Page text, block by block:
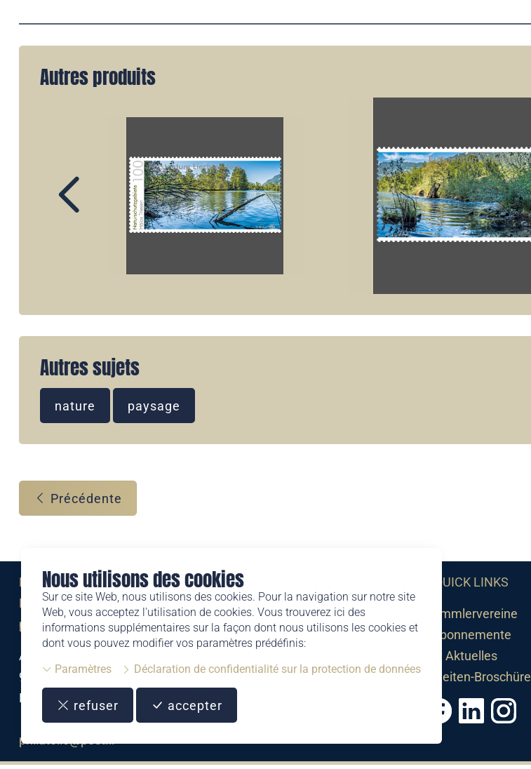
Nous utilisons des cookies
Sur ce site Web, nous utilisons des cookies. Pour la navigation sur notre site
Web, vous acceptez l'utilisation de cookies. Vous trouverez ici des
informations supplémentaires sur la façon dont nous utilisons les cookies et
dont vous pouvez modifier vos paramètres prédéfinis:
Paramètres
Déclaration de confidentialité sur la protection de données
refuser accepter
Autres produits
Autres sujets
nature paysage
Précédente
Eine Marke der
Liechtensteinischen Post AG
post.li
Alte Zollstrasse 11
9494 Schaan
Liechtenstein
T +423 399 44 66
philatelie@post.li
QUICK LINKS
Sammlervereine
Abonnemente
Aktuelles
Neuheiten-Broschüre